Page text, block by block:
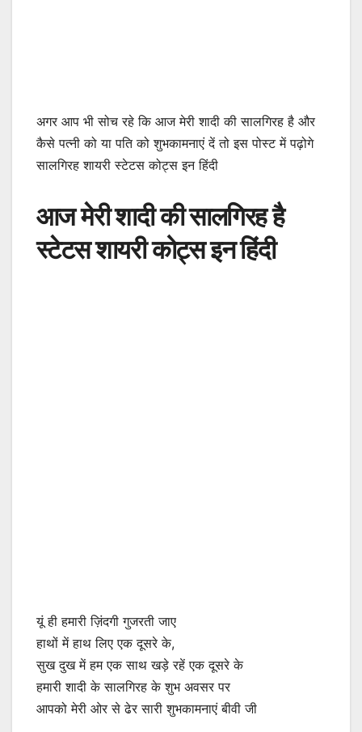
अगर आप भी सोच रहे कि आज मेरी शादी की सालगिरह है और
कैसे पत्नी को या पति को शुभकामनाएं दें तो इस पोस्ट में पढ़ोगे
सालगिरह शायरी स्टेटस कोट्स इन हिंदी
आज मेरी शादी की सालगिरह है
स्टेटस शायरी कोट्स इन हिंदी
यूं ही हमारी ज़िंदगी गुजरती जाए
हाथों में हाथ लिए एक दूसरे के,
सुख दुख में हम एक साथ खड़े रहें एक दूसरे के
हमारी शादी के सालगिरह के शुभ अवसर पर
आपको मेरी ओर से ढेर सारी शुभकामनाएं बीवी जी